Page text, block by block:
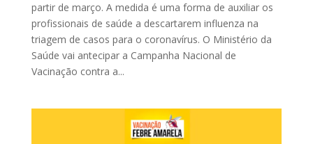
partir de março. A medida é uma forma de auxiliar os
profissionais de saúde a descartarem influenza na
triagem de casos para o coronavírus. O Ministério da
Saúde vai antecipar a Campanha Nacional de
Vacinação contra a...